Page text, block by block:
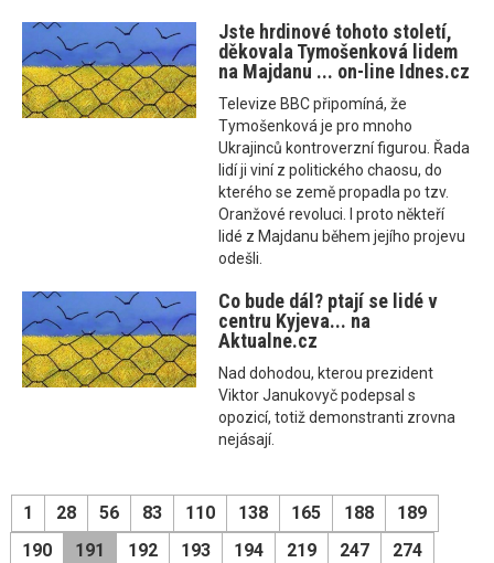
Jste hrdinové tohoto století,
děkovala Tymošenková lidem
na Majdanu ... on-line Idnes.cz
Televize BBC připomíná, že
Tymošenková je pro mnoho
Ukrajinců kontroverzní figurou. Řada
lidí ji viní z politického chaosu, do
kterého se země propadla po tzv.
Oranžové revoluci. I proto někteří
lidé z Majdanu během jejího projevu
odešli.
Co bude dál? ptají se lidé v
centru Kyjeva... na
Aktualne.cz
Nad dohodou, kterou prezident
Viktor Janukovyč podepsal s
opozicí, totiž demonstranti zrovna
nejásají.
1 28 56 83 110 138 165 188
189
190
191 192 193 194 219 247 274